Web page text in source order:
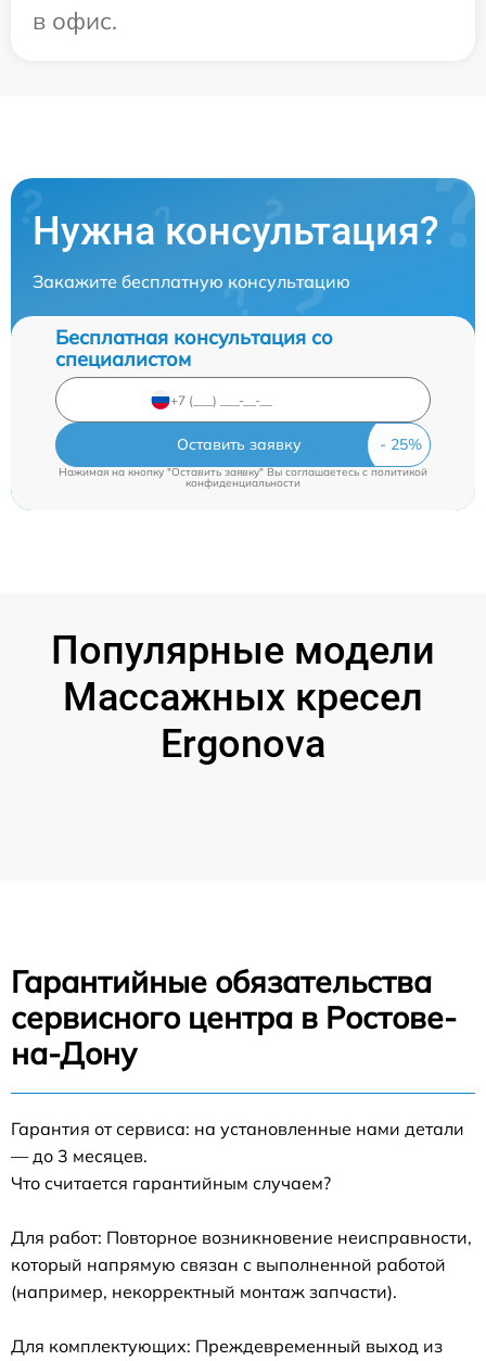
в офис.
Нужна консультация?
Закажите бесплатную консультацию
Бесплатная консультация со
специалистом
Оставить заявку
Нажимая на кнопку "Оставить заявку" Вы соглашаетесь cполитикой
конфиденциальности
Популярные модели
Массажных кресел
Ergonova
Гарантийные обязательства
сервисного центра в Ростове-
на-Дону
Гарантия от сервиса: на установленные нами детали
— до 3 месяцев.
Что считается гарантийным случаем?
Для работ: Повторное возникновение неисправности,
который напрямую связан с выполненной работой
(например, некорректный монтаж запчасти).
Для комплектующих: Преждевременный выход из